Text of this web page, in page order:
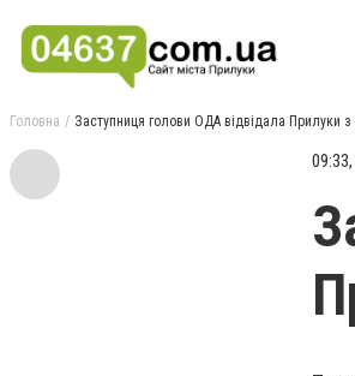
Головна Заступниця голови ОДА відвідала Прилуки
09:33,